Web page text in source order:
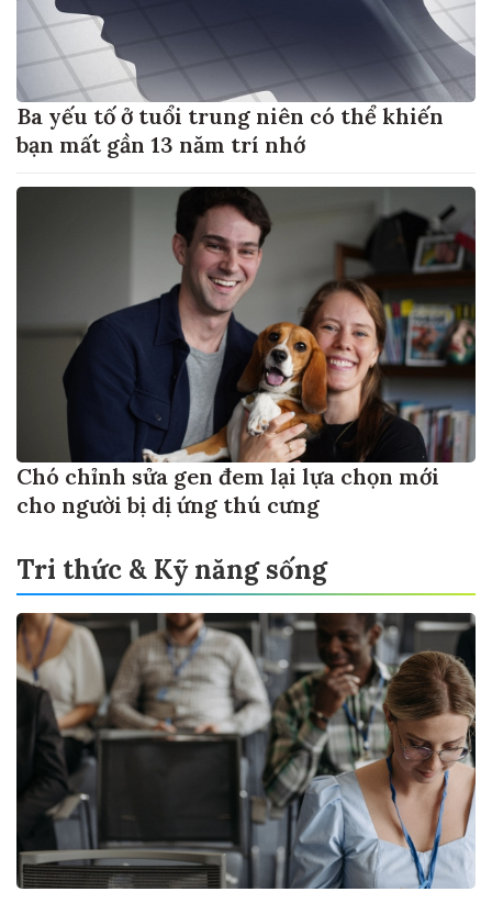
Ba yếu tố ở tuổi trung niên có thể khiến
bạn mất gần 13 năm trí nhớ
Chó chỉnh sửa gen đem lại lựa chọn mới
cho người bị dị ứng thú cưng
Tri thức & Kỹ năng sống